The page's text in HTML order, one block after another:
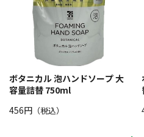
ボタニカル 泡ハンドソープ 大
容量詰替 750ml
456円 （税込）